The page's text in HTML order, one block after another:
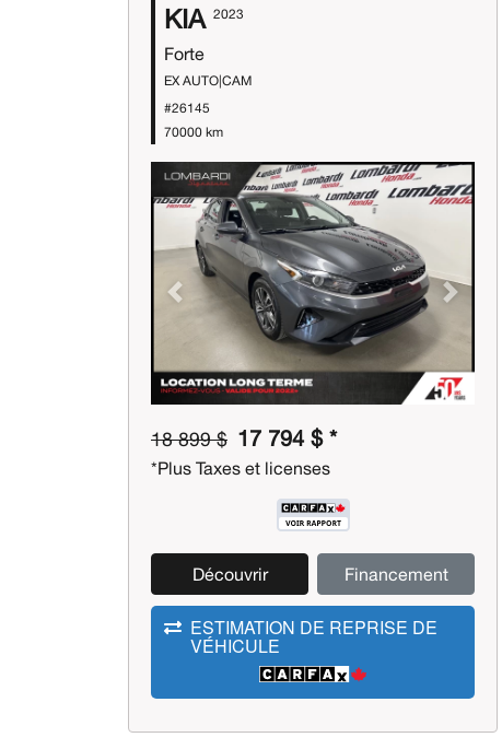
KIA 2023
Forte
EX AUTO|CAM
#26145
70000 km
Previous Next
18 899 $ 17 794 $ *
*Plus Taxes et licenses
Découvrir Financement
ESTIMATION DE REPRISE DE
VÉHICULE